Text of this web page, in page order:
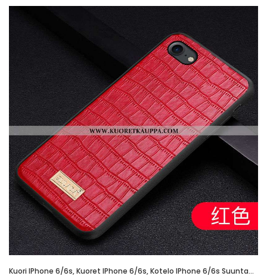
Kuori IPhone 6/6s, Kuoret IPhone 6/6s, Kotelo IPhone 6/6s Suuntaus Nahkakuori Persoonallisuus Liiket